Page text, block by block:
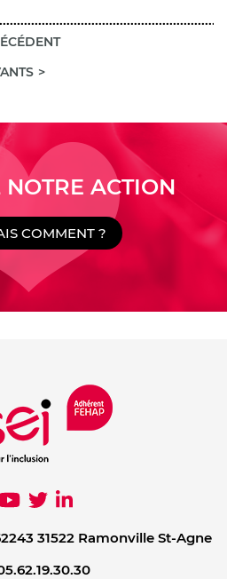
NOTRE ACTION
COMMENT ?
31522 Ramonville St-Agne